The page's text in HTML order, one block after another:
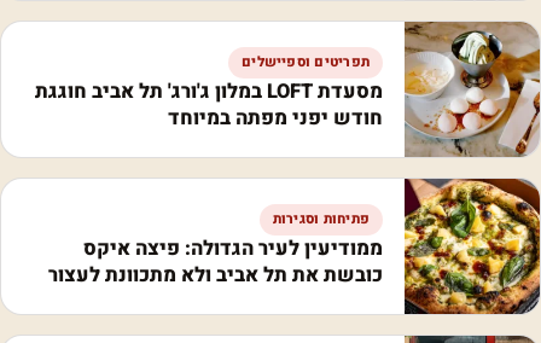
תפריטים וספיישלים
מסעדת LOFT במלון ג'ורג' תל אביב חוגגת
חודש יפני מפתה במיוחד
פתיחות וסגירות
ממודיעין לעיר הגדולה: פיצה איקס
כובשת את תל אביב ולא מתכוונת לעצור